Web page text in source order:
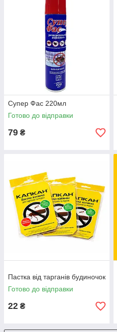
Супер Фас 220мл
Готово до відправки
79 ₴
Пастка від тарганів будиночок
Готово до відправки
22 ₴